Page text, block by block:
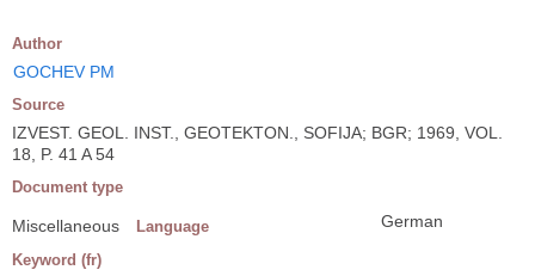
Author
GOCHEV PM
Source
IZVEST. GEOL. INST., GEOTEKTON., SOFIJA; BGR; 1969, VOL.
18, P. 41 A 54
Document type
Miscellaneous Language German
Keyword (fr)